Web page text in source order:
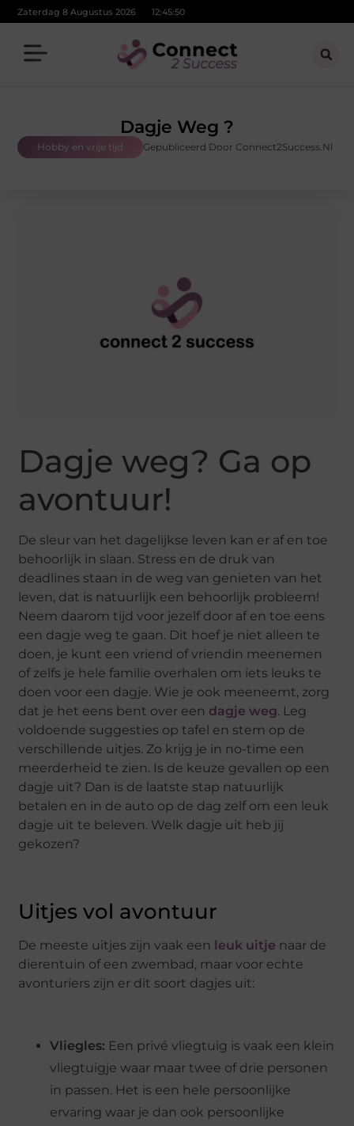
Zaterdag 8 Augustus 2026 12:45:51
Dagje Weg ?
Hobby en vrije tijd Gepubliceerd Door Connect2Success.nl
Dagje weg? Ga op
avontuur!
De sleur van het dagelijkse leven kan er af en toe
behoorlijk in slaan. Stress en de druk van
deadlines staan in de weg van genieten van het
leven, dat is natuurlijk een behoorlijk probleem!
Neem daarom tijd voor jezelf door af en toe eens
een dagje weg te gaan. Dit hoef je niet alleen te
doen, je kunt een vriend of vriendin meenemen
of zelfs je hele familie overhalen om iets leuks te
doen voor een dagje. Wie je ook meeneemt, zorg
dat je het eens bent over een dagje weg. Leg
voldoende suggesties op tafel en stem op de
verschillende uitjes. Zo krijg je in no-time een
meerderheid te zien. Is de keuze gevallen op een
dagje uit? Dan is de laatste stap natuurlijk
betalen en in de auto op de dag zelf om een leuk
dagje uit te beleven. Welk dagje uit heb jij
gekozen?
Uitjes vol avontuur
De meeste uitjes zijn vaak een leuk uitje naar de
dierentuin of een zwembad, maar voor echte
avonturiers zijn er dit soort dagjes uit:
Vliegles: Een privé vliegtuig is vaak een klein
vliegtuigje waar maar twee of drie personen
in passen. Het is een hele persoonlijke
ervaring waar je dan ook persoonlijke